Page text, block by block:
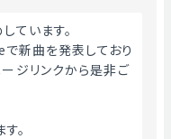
ています。
新曲を発表しており
ージリンクから是非ご
。